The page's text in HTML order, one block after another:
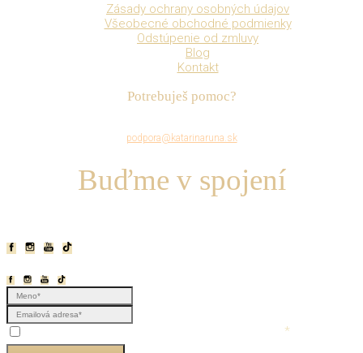
Zásady ochrany osobných údajov
Všeobecné obchodné podmienky
Odstúpenie od zmluvy
Blog
Kontakt
Potrebuješ pomoc?
podpora@katarinaruna.sk
Buďme v spojení
*